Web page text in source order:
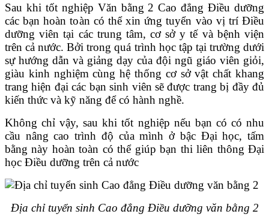
Sau khi tốt nghiệp Văn bằng 2 Cao đẳng Điều dưỡng
các bạn hoàn toàn có thể xin ứng tuyển vào vị trí Điều
dưỡng viên tại các trung tâm, cơ sở y tế và bệnh viện
trên cả nước. Bởi trong quá trình học tập tại trường dưới
sự hướng dẫn và giảng dạy của đội ngũ giáo viên giỏi,
giàu kinh nghiệm cùng hệ thống cơ sở vật chất khang
trang hiện đại các bạn sinh viên sẽ được trang bị đầy đủ
kiến thức và kỹ năng để có hành nghề.
Không chỉ vậy, sau khi tốt nghiệp nếu bạn có có nhu
cầu nâng cao trình độ của mình ở bậc Đại học, tấm
bằng này hoàn toàn có thể giúp bạn thi liên thông Đại
học Điều dưỡng trên cả nước
Địa chỉ tuyển sinh Cao đẳng Điều dưỡng văn bằng 2